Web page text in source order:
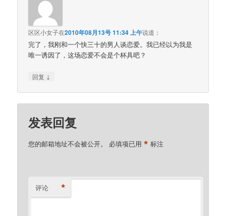
区区小女子在2010年08月13号 11:34 上午说道：
完了，我刚和一个快三十的男人谈恋爱。我已经以为我是
唯一诱因了，这场恋爱不会是个杯具吧？
回复 ↓
发表回复
您的邮箱地址不会被公开。 必填项已用* 标注
评论 *